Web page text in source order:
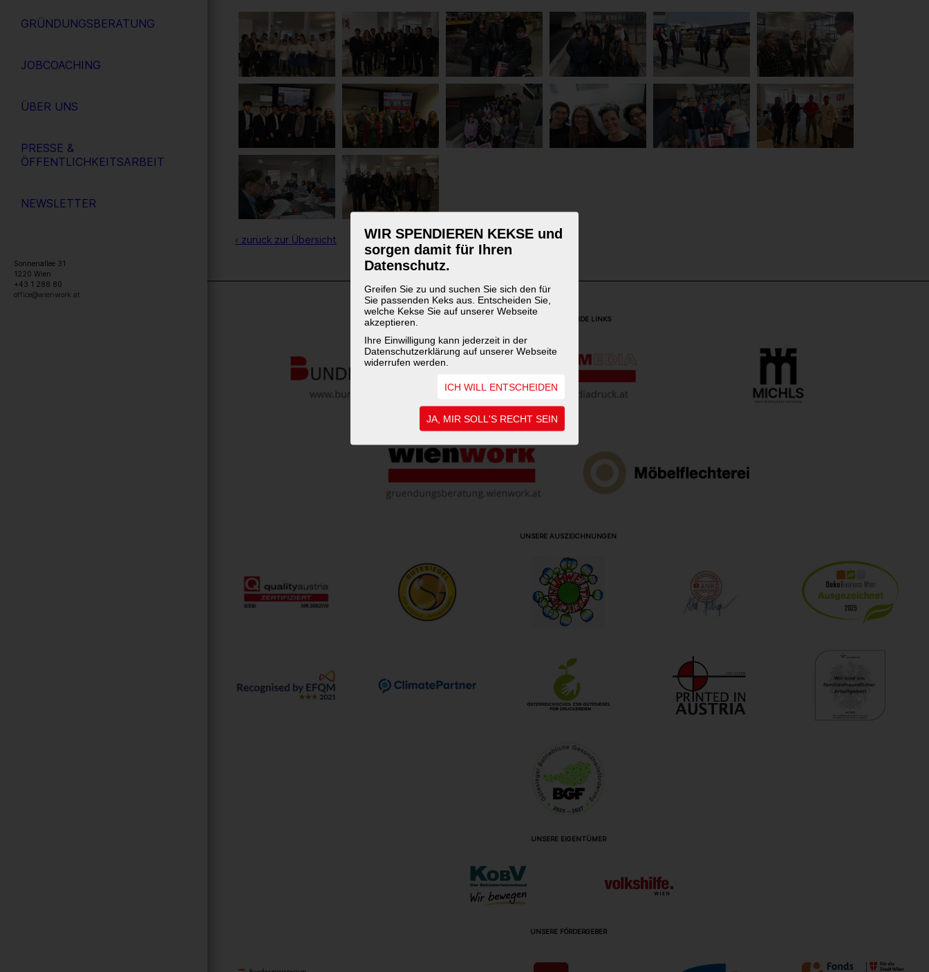
WIR SPENDIEREN KEKSE und
sorgen damit für Ihren
Datenschutz.
Greifen Sie zu und suchen Sie sich den für
Sie passenden Keks aus. Entscheiden Sie,
welche Kekse Sie auf unserer Webseite
akzeptieren.
Ihre Einwilligung kann jederzeit in der
Datenschutzerklärung auf unserer Webseite
widerrufen werden.
ICH WILL ENTSCHEIDEN
JA, MIR SOLL'S RECHT SEIN
GRÜNDUNGSBERATUNG
JOBCOACHING
ÜBER UNS
PRESSE &
ÖFFENTLICHKEITSARBEIT
NEWSLETTER
Sonnenallee 31
1220 Wien
+43 1 288 80
office@wienwork.at
‹ zurück zur Übersicht
WEITERFÜHRENDE LINKS
UNSERE AUSZEICHNUNGEN
UNSERE EIGENTÜMER
UNSERE FÖRDERGEBER